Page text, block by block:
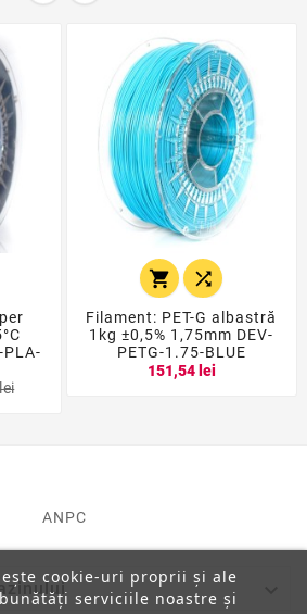
PLA-
 
Filament: PET-G albastră
1kg ±0,5% 1,75mm DEV-
PETG-1.75-BLUE
151,54 lei
ANPC
cookie-uri proprii și ale
serviciile noastre și